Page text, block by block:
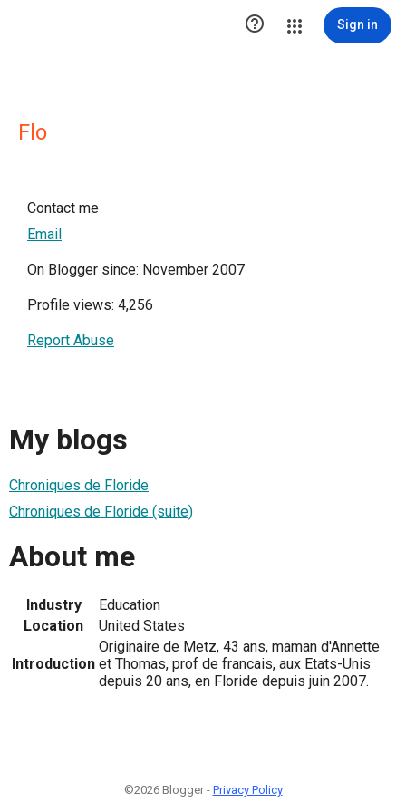
 Sign in
Flo
Contact me
Email
On Blogger since: November 2007
Profile views: 4,256
Report Abuse
My blogs
Chroniques de Floride
Chroniques de Floride (suite)
About me
Industry
Education
Location
United States
Introduction
Originaire de Metz, 43 ans, maman d'Annette
et Thomas, prof de francais, aux Etats-Unis
depuis 20 ans, en Floride depuis juin 2007.
©2026 Blogger - Privacy Policy